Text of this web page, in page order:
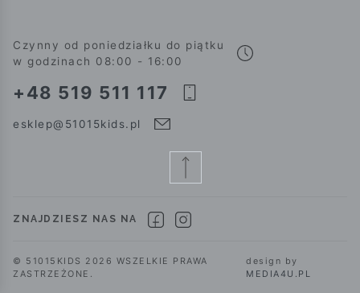
Czynny od poniedziałku do piątku
w godzinach 08:00 - 16:00
+48 519 511 117
esklep@51015kids.pl
ZNAJDZIESZ NAS NA
© 51015KIDS 2026 WSZELKIE PRAWA
ZASTRZEŻONE.
design by
MEDIA4U.PL